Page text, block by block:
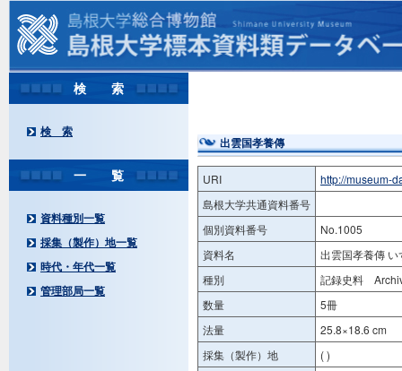
検 索
検 索
一 覧
資料種別一覧
採集（製作）地一覧
時代・年代一覧
管理部局一覧
出雲国孝養傳
URI
http://museum-
島根大学共通資料番号
個別資料番号
No.1005
資料名
出雲国孝養傳
種別
記録史料
数量
5冊
法量
25.8×18.6 cm
採集（製作）地
( )